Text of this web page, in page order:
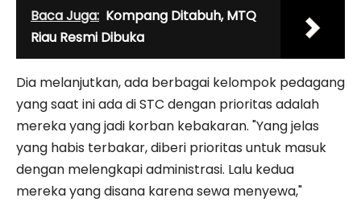
Baca Juga: Kompang Ditabuh, MTQ
Riau Resmi Dibuka
Dia melanjutkan, ada berbagai kelompok pedagang
yang saat ini ada di STC dengan prioritas adalah
mereka yang jadi korban kebakaran. "Yang jelas
yang habis terbakar, diberi prioritas untuk masuk
dengan melengkapi administrasi. Lalu kedua
mereka yang disana karena sewa menyewa,"